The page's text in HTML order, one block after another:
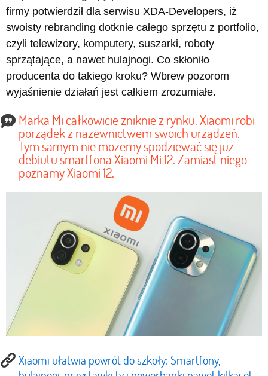
firmy potwierdził dla serwisu XDA-Developers, iż
swoisty rebranding dotknie całego sprzętu z portfolio,
czyli telewizory, komputery, suszarki, roboty
sprzątające, a nawet hulajnogi. Co skłoniło
producenta do takiego kroku? Wbrew pozorom
wyjaśnienie działań jest całkiem zrozumiałe.
Marka Mi całkowicie zniknie z rynku. Xiaomi robi
porządek z nazewnictwem swoich urządzeń.
Tym samym nie możemy spodziewać się już
debiutu smartfona Xiaomi Mi 12. Zamiast niego
poznamy Xiaomi 12.
Xiaomi ułatwia powrót do szkoły: Smartfony,